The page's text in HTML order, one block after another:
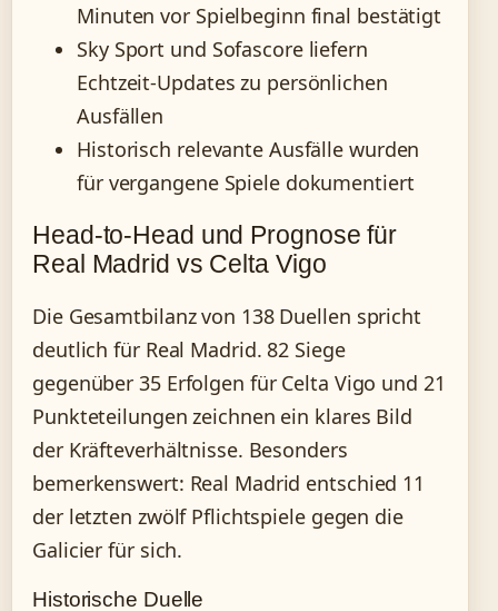
Minuten vor Spielbeginn final bestätigt
Sky Sport und Sofascore liefern
Echtzeit-Updates zu persönlichen
Ausfällen
Historisch relevante Ausfälle wurden
für vergangene Spiele dokumentiert
Head-to-Head und Prognose für
Real Madrid vs Celta Vigo
Die Gesamtbilanz von 138 Duellen spricht
deutlich für Real Madrid. 82 Siege
gegenüber 35 Erfolgen für Celta Vigo und 21
Punkteteilungen zeichnen ein klares Bild
der Kräfteverhältnisse. Besonders
bemerkenswert: Real Madrid entschied 11
der letzten zwölf Pflichtspiele gegen die
Galicier für sich.
Historische Duelle